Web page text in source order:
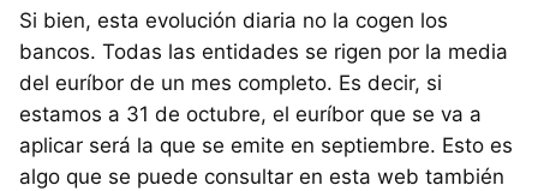
Si bien, esta evolución diaria no la cogen los
bancos. Todas las entidades se rigen por la media
del euríbor de un mes completo. Es decir, si
estamos a 31 de octubre, el euríbor que se va a
aplicar será la que se emite en septiembre. Esto es
algo que se puede consultar en esta web también